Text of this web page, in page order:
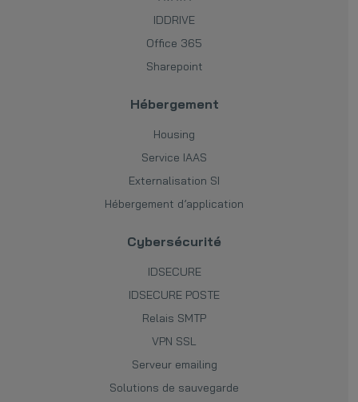
IDDRIVE
Office 365
Sharepoint
Hébergement
Housing
Service IAAS
Externalisation SI
Hébergement d’application
Cybersécurité
IDSECURE
IDSECURE POSTE
Relais SMTP
VPN SSL
Serveur emailing
Solutions de sauvegarde